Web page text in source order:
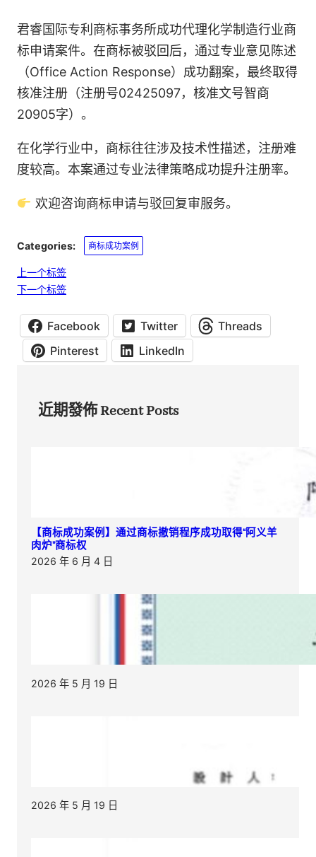
君睿国际专利商标事务所成功代理化学制造行业商
标申请案件。在商标被驳回后，通过专业意见陈述
（Office Action Response）成功翻案，最终取得
核准注册（注册号02425097，核准文号智商
20905字）。
在化学行业中，商标往往涉及技术性描述，注册难
度较高。本案通过专业法律策略成功提升注册率。
欢迎咨询商标申请与驳回复审服务。
Categories: 商标成功案例
上一个标签
下一个标签
Facebook Twitter
Threads
Pinterest
LinkedIn
近期發佈 Recent Posts
【商标成功案例】通过商标撤销程序成功取得“阿义羊
肉炉”商标权
2026 年 6 月 4 日
2026 年 5 月 19 日
2026 年 5 月 19 日